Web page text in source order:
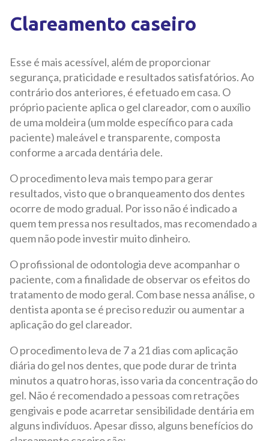
Clareamento caseiro
Esse é mais acessível, além de proporcionar
segurança, praticidade e resultados satisfatórios. Ao
contrário dos anteriores, é efetuado em casa. O
próprio paciente aplica o gel clareador, com o auxílio
de uma moldeira (um molde específico para cada
paciente) maleável e transparente, composta
conforme a arcada dentária dele.
O procedimento leva mais tempo para gerar
resultados, visto que o branqueamento dos dentes
ocorre de modo gradual. Por isso não é indicado a
quem tem pressa nos resultados, mas recomendado a
quem não pode investir muito dinheiro.
O profissional de odontologia deve acompanhar o
paciente, com a finalidade de observar os efeitos do
tratamento de modo geral. Com base nessa análise, o
dentista aponta se é preciso reduzir ou aumentar a
aplicação do gel clareador.
O procedimento leva de 7 a 21 dias com aplicação
diária do gel nos dentes, que pode durar de trinta
minutos a quatro horas, isso varia da concentração do
gel. Não é recomendado a pessoas com retrações
gengivais e pode acarretar sensibilidade dentária em
alguns indivíduos. Apesar disso, alguns benefícios do